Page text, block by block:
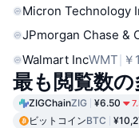
Micron Technology
JPmorgan Chase &
Walmart IncWMT
最も閲覧数
ZIGChainZIG ¥6.50
ビットコインBTC